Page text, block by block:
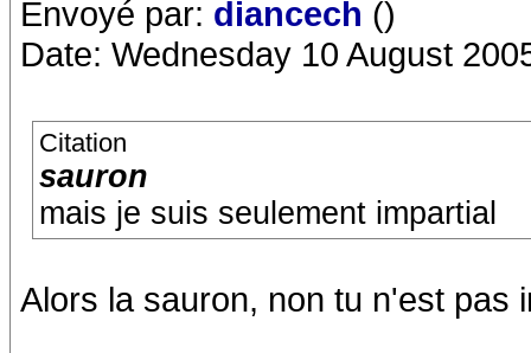
Envoyé par: diancech ()
Date: Wednesday 10 August
Citation
sauron
mais je suis seulement impartial
Alors la sauron, non tu n'est pas